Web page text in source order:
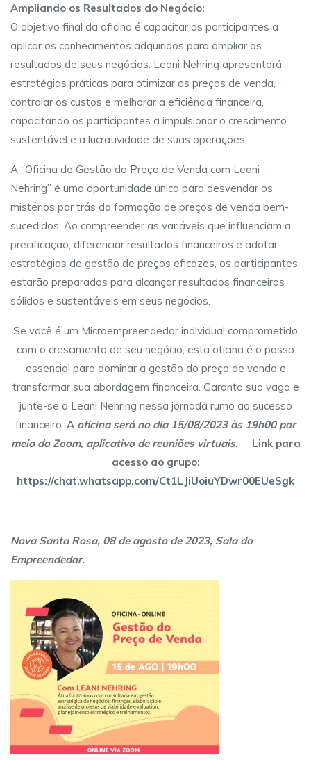
Ampliando os Resultados do Negócio:
O objetivo final da oficina é capacitar os participantes a
aplicar os conhecimentos adquiridos para ampliar os
resultados de seus negócios. Leani Nehring apresentará
estratégias práticas para otimizar os preços de venda,
controlar os custos e melhorar a eficiência financeira,
capacitando os participantes a impulsionar o crescimento
sustentável e a lucratividade de suas operações.
A “Oficina de Gestão do Preço de Venda com Leani
Nehring” é uma oportunidade única para desvendar os
mistérios por trás da formação de preços de venda bem-
sucedidos. Ao compreender as variáveis que influenciam a
precificação, diferenciar resultados financeiros e adotar
estratégias de gestão de preços eficazes, os participantes
estarão preparados para alcançar resultados financeiros
sólidos e sustentáveis em seus negócios.
Se você é um Microempreendedor individual comprometido
com o crescimento de seu negócio, esta oficina é o passo
essencial para dominar a gestão do preço de venda e
transformar sua abordagem financeira. Garanta sua vaga e
junte-se a Leani Nehring nessa jornada rumo ao sucesso
financeiro. A oficina será no dia 15/08/2023 às 19h00 por
meio do Zoom, aplicativo de reuniões virtuais.
Link para
acesso ao grupo:
https://chat.whatsapp.com/Ct1LJiUoiuYDwr00EUeSgk
Nova Santa Rosa, 08 de agosto de 2023, Sala do
Empreendedor.